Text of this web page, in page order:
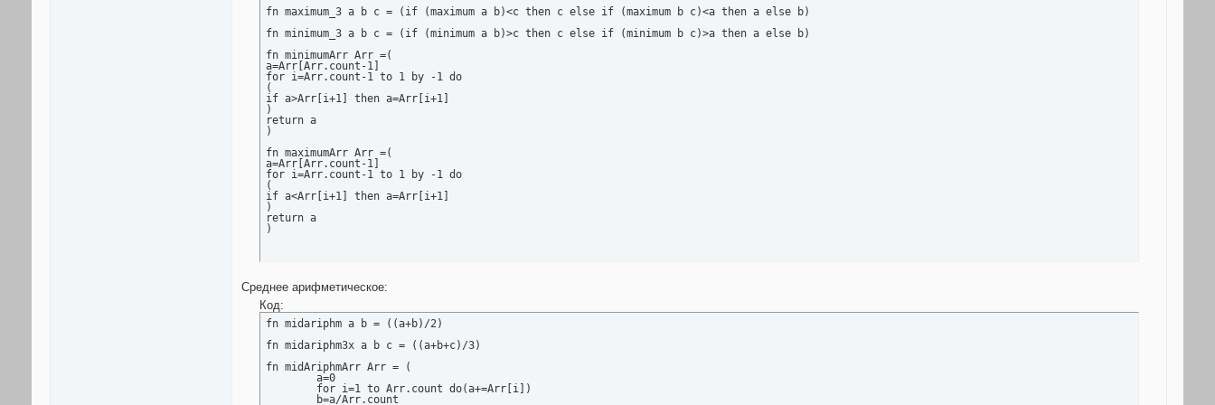
fn maximum_3 a b c = (if (maximum a b)<c then c else if (maximum b c)<a then a else b)
fn minimum_3 a b c = (if (minimum a b)>c then c else if (minimum b c)>a then a else b)
fn minimumArr Arr =(
a=Arr[Arr.count-1]
for i=Arr.count-1 to 1 by -1 do
(
if a>Arr[i+1] then a=Arr[i+1]
)
return a
)
fn maximumArr Arr =(
a=Arr[Arr.count-1]
for i=Arr.count-1 to 1 by -1 do
(
if a<Arr[i+1] then a=Arr[i+1]
)
return a
)
Среднее арифметическое:
Код:
fn midariphm a b = ((a+b)/2)
fn midariphm3x a b c = ((a+b+c)/3)
fn midAriphmArr Arr = (